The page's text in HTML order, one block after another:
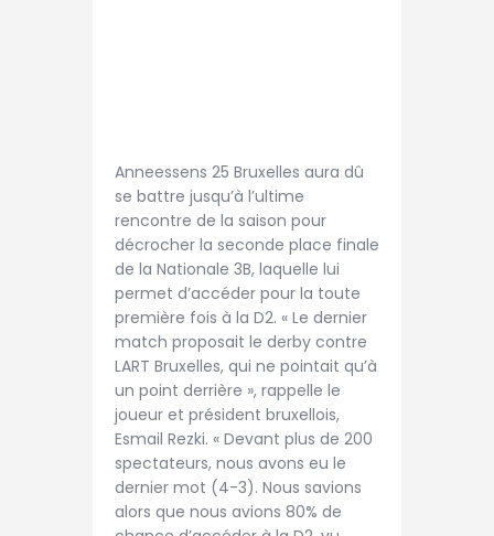
Anneessens 25 Bruxelles aura dû
se battre jusqu’à l’ultime
rencontre de la saison pour
décrocher la seconde place finale
de la Nationale 3B, laquelle lui
permet d’accéder pour la toute
première fois à la D2. « Le dernier
match proposait le derby contre
LART Bruxelles, qui ne pointait qu’à
un point derrière », rappelle le
joueur et président bruxellois,
Esmail Rezki. « Devant plus de 200
spectateurs, nous avons eu le
dernier mot (4-3). Nous savions
alors que nous avions 80% de